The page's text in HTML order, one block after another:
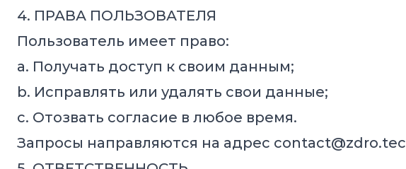
4. ПРАВА ПОЛЬЗОВАТЕЛЯ
Пользователь имеет право:
a. Получать доступ к своим данным;
b. Исправлять или удалять свои данные;
c. Отозвать согласие в любое время.
Запросы направляются на адрес